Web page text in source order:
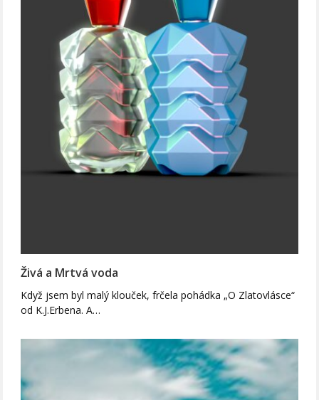
Živá a Mrtvá voda
Když jsem byl malý klouček, frčela pohádka „O Zlatovlásce“
od K.J.Erbena. A…